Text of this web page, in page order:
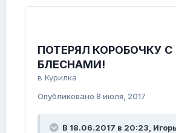
ПОТЕРЯЛ КОРОБОЧКУ С
БЛЕСНАМИ!
в Курилка
Опубликовано 8 июля, 2017
В 18.06.2017 в 20:23,